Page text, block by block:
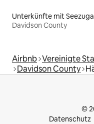
Unterkünfte mit
Davidson County
Airbnb Vereinigte
Davidson County
©
Datenschutz